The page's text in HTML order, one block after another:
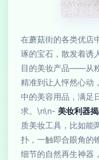
在蘑菇街的各类优店
琢的宝石，散发着诱
目的美妆产品——从
精准到让人怦然心动
中的美容用品，满足
求。\n\n- 美妆利器
质美妆工具，比如能
扑，一触即合眼角的
细节的自然再生神器